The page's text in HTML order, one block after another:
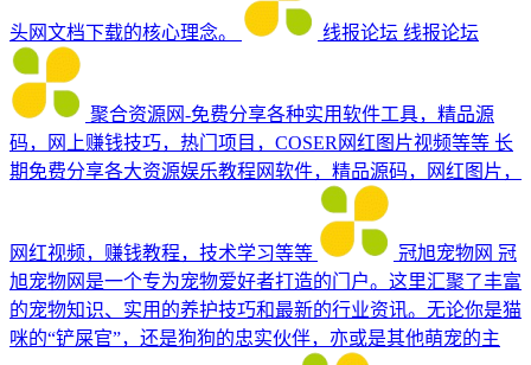
头网文档下载的核心理念。 线报论坛 线报论坛
聚合资源网-免费分享各种实用软件工具，精品源
码，网上赚钱技巧，热门项目，COSER网红图片视频等等 长
期免费分享各大资源娱乐教程网软件，精品源码，网红图片，
网红视频，赚钱教程，技术学习等等 冠旭宠物网 冠
旭宠物网是一个专为宠物爱好者打造的门户。这里汇聚了丰富
的宠物知识、实用的养护技巧和最新的行业资讯。无论你是猫
咪的“铲屎官”，还是狗狗的忠实伙伴，亦或是其他萌宠的主